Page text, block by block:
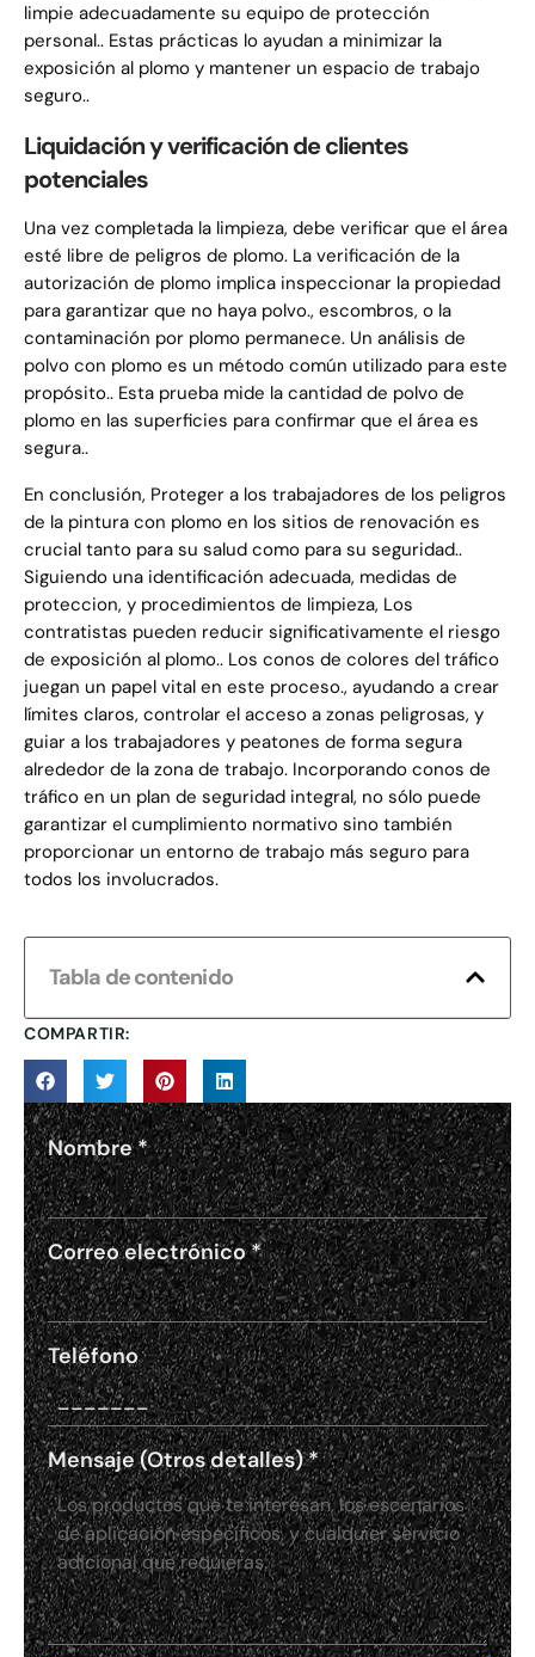
limpie adecuadamente su equipo de protección
personal.. Estas prácticas lo ayudan a minimizar la
exposición al plomo y mantener un espacio de trabajo
seguro..
Liquidación y verificación de clientes
potenciales
Una vez completada la limpieza, debe verificar que el área
esté libre de peligros de plomo. La verificación de la
autorización de plomo implica inspeccionar la propiedad
para garantizar que no haya polvo., escombros, o la
contaminación por plomo permanece. Un análisis de
polvo con plomo es un método común utilizado para este
propósito.. Esta prueba mide la cantidad de polvo de
plomo en las superficies para confirmar que el área es
segura..
En conclusión, Proteger a los trabajadores de los peligros
de la pintura con plomo en los sitios de renovación es
crucial tanto para su salud como para su seguridad..
Siguiendo una identificación adecuada, medidas de
proteccion, y procedimientos de limpieza, Los
contratistas pueden reducir significativamente el riesgo
de exposición al plomo.. Los conos de colores del tráfico
juegan un papel vital en este proceso., ayudando a crear
límites claros, controlar el acceso a zonas peligrosas, y
guiar a los trabajadores y peatones de forma segura
alrededor de la zona de trabajo. Incorporando conos de
tráfico en un plan de seguridad integral, no sólo puede
garantizar el cumplimiento normativo sino también
proporcionar un entorno de trabajo más seguro para
todos los involucrados.
Tabla de contenido
COMPARTIR:
Nombre*
Correo electrónico*
Teléfono
Mensaje (Otros detalles)*